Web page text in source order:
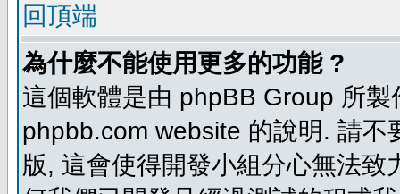
回頂端
為什麼不能使用更多的功能 ?
這個軟體是由 phpBB Group 所
phpbb.com website 的說明. 請
版, 這會使得開發小組分心無法